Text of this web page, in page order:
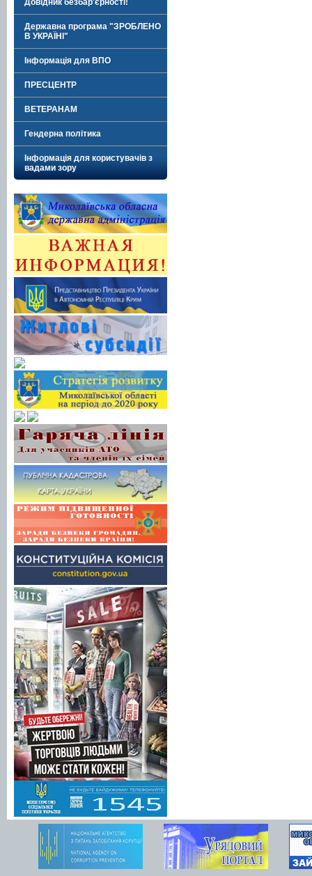
Довідник безбар'єрності!
Державна програма "ЗРОБЛЕНО
В УКРАЇНІ"
Інформація для ВПО
ПРЕСЦЕНТР
ВЕТЕРАНАМ
Гендерна політика
Інформація для користувачів з
вадами зору